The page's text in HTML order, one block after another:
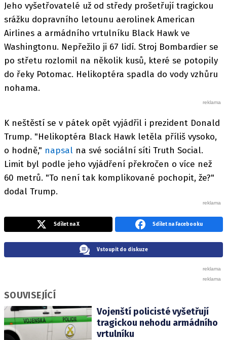
Jeho vyšetřovatelé už od středy prošetřují tragickou
srážku dopravního letounu aerolinek American
Airlines a armádního vrtulníku Black Hawk ve
Washingtonu. Nepřežilo ji 67 lidí. Stroj Bombardier se
po střetu rozlomil na několik kusů, které se potopily
do řeky Potomac. Helikoptéra spadla do vody vzhůru
nohama.
K neštěstí se v pátek opět vyjádřil i prezident Donald
Trump. "Helikoptéra Black Hawk letěla příliš vysoko,
o hodně," napsal na své sociální síti Truth Social.
Limit byl podle jeho vyjádření překročen o více než
60 metrů. "To není tak komplikované pochopit, že?"
dodal Trump.
Sdílet na X Sdílet na Facebooku
Vstoupit do diskuze
SOUVISEJÍCÍ
Vojenští policisté vyšetřují
tragickou nehodu armádního
vrtulníku